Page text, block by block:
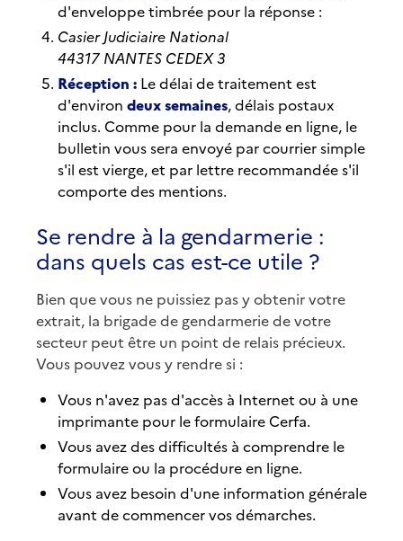
d'enveloppe timbrée pour la réponse :
Casier Judiciaire National
44317 NANTES CEDEX 3
Réception : Le délai de traitement est
d'environ deux semaines, délais postaux
inclus. Comme pour la demande en ligne, le
bulletin vous sera envoyé par courrier simple
s'il est vierge, et par lettre recommandée s'il
comporte des mentions.
Se rendre à la gendarmerie :
dans quels cas est-ce utile ?
Bien que vous ne puissiez pas y obtenir votre
extrait, la brigade de gendarmerie de votre
secteur peut être un point de relais précieux.
Vous pouvez vous y rendre si :
Vous n'avez pas d'accès à Internet ou à une
imprimante pour le formulaire Cerfa.
Vous avez des difficultés à comprendre le
formulaire ou la procédure en ligne.
Vous avez besoin d'une information générale
avant de commencer vos démarches.